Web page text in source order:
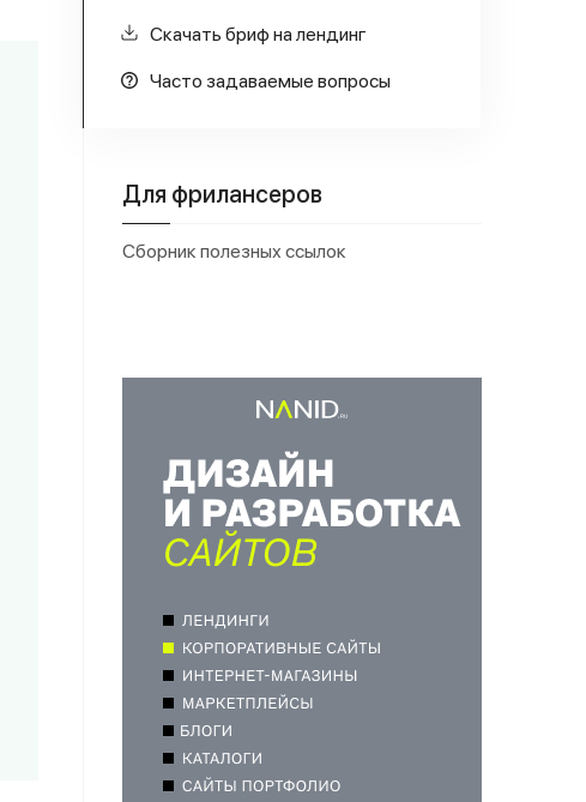
Скачать бриф на лендинг
Часто задаваемые вопросы
Для фрилансеров
Сборник полезных ссылок